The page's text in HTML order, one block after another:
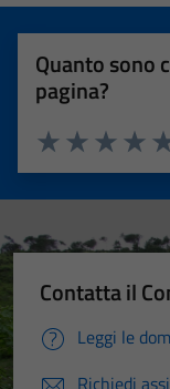
Quanto sono
pagina?
Valuta 3
Valuta 2
Valuta 1 stelle su
Contatta il
Leggi le